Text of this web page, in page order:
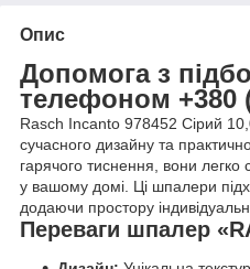
Опис
Допомога з
телефоном +380
Rasch Incanto 978452 Сірий
сучасного дизайну та
гарячого тиснення, вони легко
у вашому домі. Ці шпалери
додаючи простору
Переваги шпалер